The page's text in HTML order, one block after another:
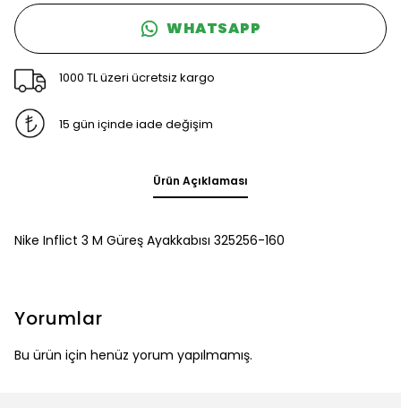
WHATSAPP
1000 TL üzeri ücretsiz kargo
15 gün içinde iade değişim
Ürün Açıklaması
Nike Inflict 3 M Güreş Ayakkabısı 325256-160
Yorumlar
Bu ürün için henüz yorum yapılmamış.